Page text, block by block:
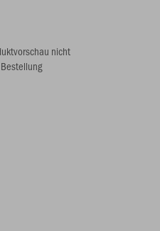
nicht